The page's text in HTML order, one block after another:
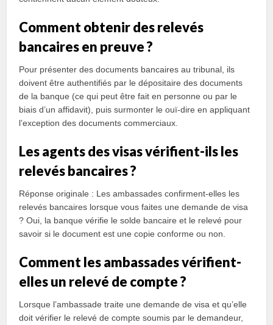
Comment obtenir des relevés
bancaires en preuve ?
Pour présenter des documents bancaires au tribunal, ils
doivent être authentifiés par le dépositaire des documents
de la banque (ce qui peut être fait en personne ou par le
biais d’un affidavit), puis surmonter le ouï-dire en appliquant
l’exception des documents commerciaux.
Les agents des visas vérifient-ils les
relevés bancaires ?
Réponse originale : Les ambassades confirment-elles les
relevés bancaires lorsque vous faites une demande de visa
? Oui, la banque vérifie le solde bancaire et le relevé pour
savoir si le document est une copie conforme ou non.
Comment les ambassades vérifient-
elles un relevé de compte ?
Lorsque l’ambassade traite une demande de visa et qu’elle
doit vérifier le relevé de compte soumis par le demandeur,